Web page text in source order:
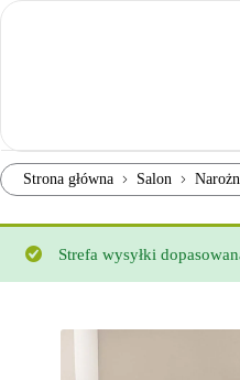
Strona główna Salon
Strefa wysyłki